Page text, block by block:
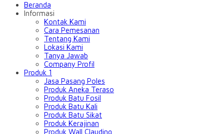
Beranda
Informasi
Kontak Kami
Cara Pemesanan
Tentang Kami
Lokasi Kami
Tanya Jawab
Company Profil
Produk 1
Jasa Pasang Poles
Produk Aneka Teraso
Produk Batu Fosil
Produk Batu Kali
Produk Batu Sikat
Produk Kerajinan
Produk Wall Clauding